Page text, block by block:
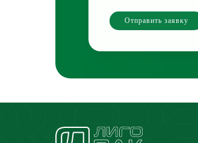
Отправить заявку